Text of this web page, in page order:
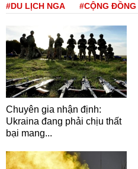
#DU LỊCH NGA #CỘNG ĐỒNG
Chuyên gia nhận định:
Ukraina đang phải chịu thất
bại mang...